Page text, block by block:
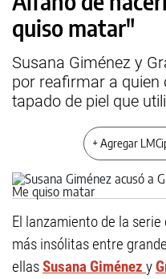
quiso matar"
Susana Giménez y
por reafirmar a quien
tapado de piel que
+ Agregar
El lanzamiento de la
más insólitas entre
ellasSusana Giménez y